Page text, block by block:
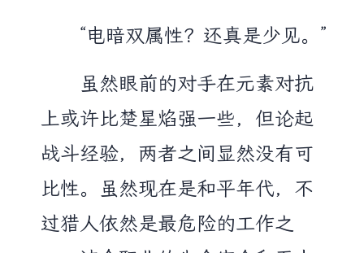
“电暗双属性？还真是少见。”
虽然眼前的对手在元素对抗
上或许比楚星焰强一些，但论起
战斗经验，两者之间显然没有可
比性。虽然现在是和平年代，不
过猎人依然是最危险的工作之